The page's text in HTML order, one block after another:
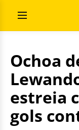
contentOpen
Menu
for:
Ochoa
estreia
gols